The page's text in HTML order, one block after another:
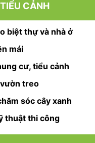
CẢNH
biệt thự và nhà ở
mái
cư, tiểu cảnh
treo
sóc cây xanh
thuật thi công